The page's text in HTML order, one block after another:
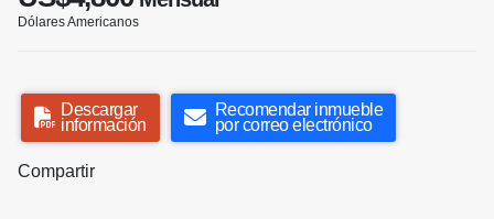
Dólares Americanos
Descargar
información
Recomendar inmueble
por correo electrónico
Compartir